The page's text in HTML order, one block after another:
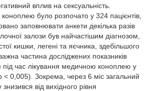
вплив на сексуальність.
було розпочато у 324 пацієнтів,
заповнювати анкети декілька разів
залози був найчастішим діагнозом,
кишки, легені та яєчника, здебільшого
частина досліджених показників
час лікування медичною коноплею у
< 0,005). Зокрема, через 6 міс загальний
від вихідного рівня